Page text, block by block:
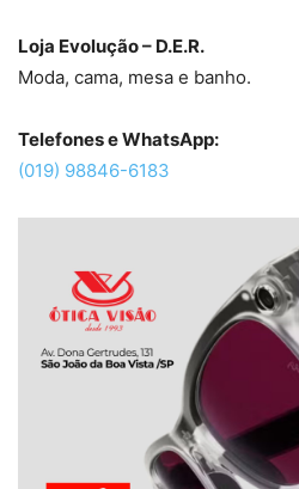
Loja Evolução – D.E.R.
Moda, cama, mesa e banho.
Telefones e WhatsApp:
(019) 98846-6183